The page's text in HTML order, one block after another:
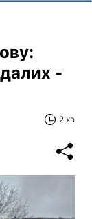
-
2 хв